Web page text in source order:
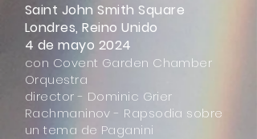
Saint John Smith Square
Londres, Reino Unido
4 de mayo 2024
con Covent Garden Chamber
Orquestra
director - Dominic Grier
Rachmaninov - Rapsodia sobre
un tema de Paganini